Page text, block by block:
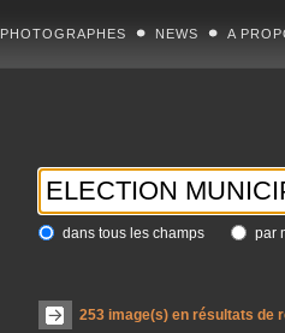
PHOTOGRAPHES NEWS A
dans tous les champs par
253image(s) en résultats de